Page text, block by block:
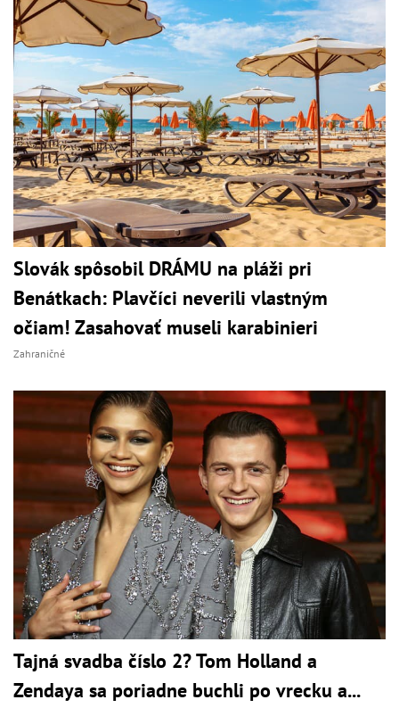
Slovák spôsobil DRÁMU na pláži pri
Benátkach: Plavčíci neverili vlastným
očiam! Zasahovať museli karabinieri
Zahraničné
Tajná svadba číslo 2? Tom Holland a
Zendaya sa poriadne buchli po vrecku a...